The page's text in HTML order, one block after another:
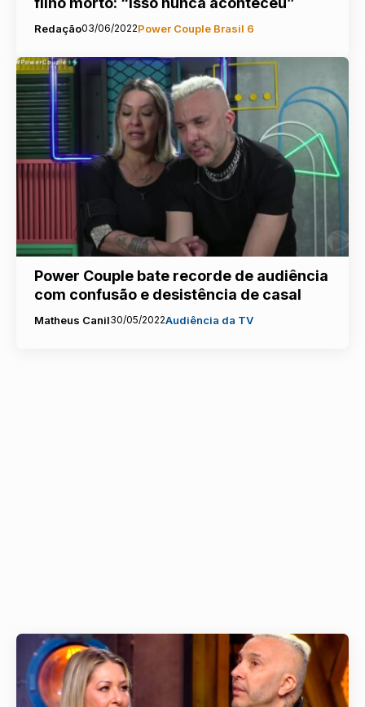
Redação03/06/2022Power Couple Brasil 6
Power Couple bate recorde de audiência
com confusão e desistência de casal
Matheus Canil30/05/2022Audiência da TV